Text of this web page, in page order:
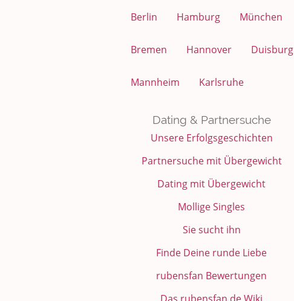
Berlin Hamburg München
Bremen Hannover Duisburg
Mannheim Karlsruhe
Dating & Partnersuche
Unsere Erfolgsgeschichten
Partnersuche mit Übergewicht
Dating mit Übergewicht
Mollige Singles
Sie sucht ihn
Finde Deine runde Liebe
rubensfan Bewertungen